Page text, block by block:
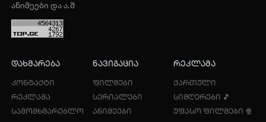
ანიმეები და ა.შ
დახმარება
კონტაქტი
რეკლამა
სამომხმარებლო
ნავიგაცია
ფილმები
სერიალები
ანიმეები
რეკლამა
ქართული
სიმღერები 🎵
უფასო ფილმები 🍿